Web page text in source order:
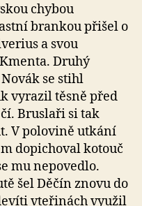
chybou
brankou přišel o
a svou
Druhý
se stihl
vyrazil těsně před
Bruslaři si tak
V polovině utkání
dopichoval kotouč
mu nepovedlo.
šel Děčín znovu do
vteřinách využil